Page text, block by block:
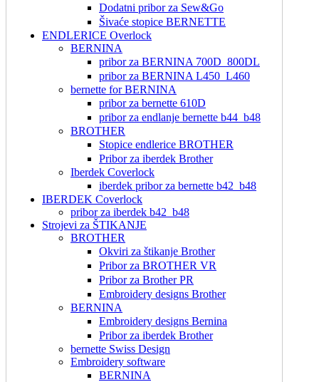
Dodatni pribor za Sew&Go
Šivaće stopice BERNETTE
ENDLERICE Overlock
BERNINA
pribor za BERNINA 700D_800DL
pribor za BERNINA L450_L460
bernette for BERNINA
pribor za bernette 610D
pribor za endlanje bernette b44_b48
BROTHER
Stopice endlerice BROTHER
Pribor za iberdek Brother
Iberdek Coverlock
iberdek pribor za bernette b42_b48
IBERDEK Coverlock
pribor za iberdek b42_b48
Strojevi za ŠTIKANJE
BROTHER
Okviri za štikanje Brother
Pribor za BROTHER VR
Pribor za Brother PR
Embroidery designs Brother
BERNINA
Embroidery designs Bernina
Pribor za iberdek Brother
bernette Swiss Design
Embroidery software
BERNINA